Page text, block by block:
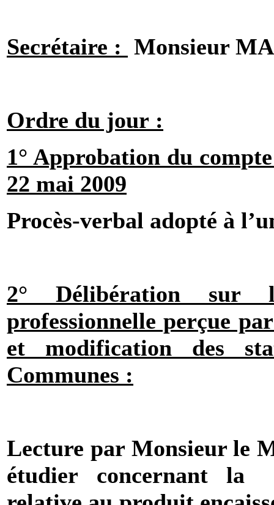
Secrétaire : Monsieur
Ordre du jour :
1° Approbation du
22 mai 2009
Procès-verbal adopté à
2° Délibération
professionnelle perçue
et modification des
Communes :
Lecture par Monsieur le
étudier concernant la